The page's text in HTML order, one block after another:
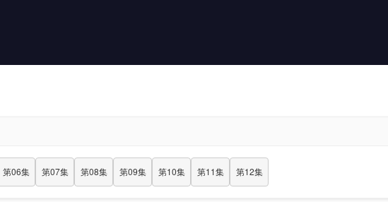
第06集 第07集 第08集 第09集 第10集 第11集 第12集